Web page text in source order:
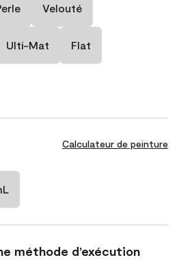
Velouté
Ulti-Mat Flat
Calculateur de peinture
méthode d’exécution